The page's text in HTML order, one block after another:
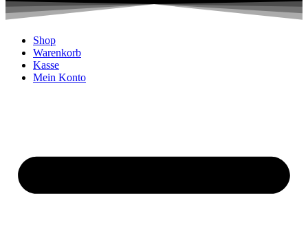
Shop
Warenkorb
Kasse
Mein Konto